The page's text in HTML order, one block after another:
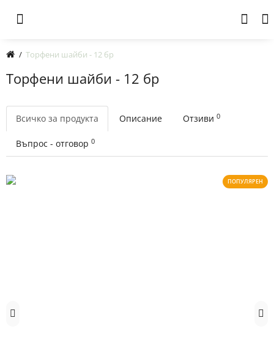
Торфени шайби - 12 бр
Торфени шайби - 12 бр
Всичко за продукта Описание Отзиви 0
Въпрос - отговор 0
ПОПУЛЯРЕН